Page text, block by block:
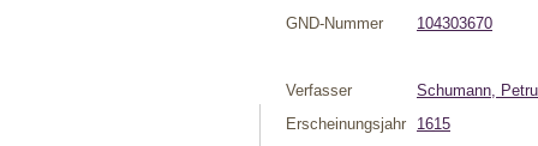
GND-Nummer
104303670
Verfasser
Schumann,
Erscheinungsjahr
1615